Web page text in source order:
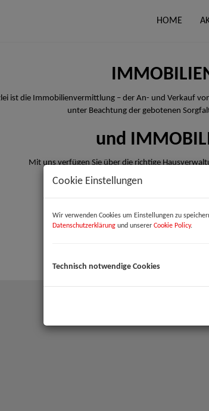
HOME
ist die Immobilienvermittlung – der An- und Verkauf
unter Beachtung der gebotenen
und
Mit uns verfügen Sie über die richtige
Cookie Einstellungen
Wir verwenden Cookies um Einstellungen zu
Datenschutzerklärung und unserer Cookie Policy.
Technisch notwendige Cookies